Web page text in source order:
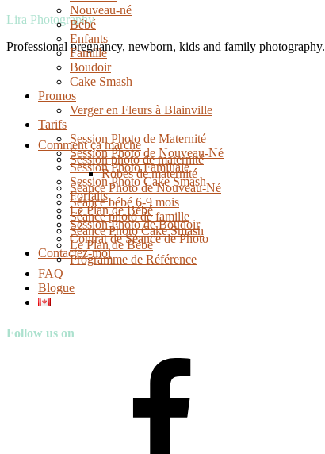
Lira Photography
Professional pregnancy, newborn, kids and family photography.
Nouveau-né
Bébé
Enfants
Famille
Boudoir
Cake Smash
Promos
Verger en Fleurs à Blainville
Tarifs
Session Photo de Maternité
Session Photo de Nouveau-Né
Session Photo Familiale
Session Photo Cake Smash
Forfaits
Le Plan de Bébé
Session Photo de Boudoir
Contrat de Séance de Photo
Contactez-moi
Comment ça marche
Session photo de maternité
Robes de maternité
Séance Photo de Nouveau-Né
Séance bébé 6-9 mois
Séance photo de famille
Séance Photo Cake Smash
Le Plan de Bébé
Programme de Référence
FAQ
Blogue
Follow us on